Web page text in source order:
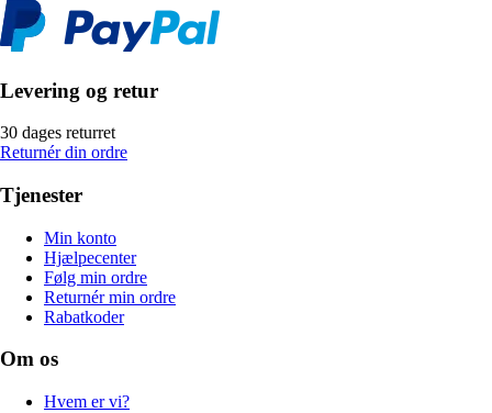
Levering og retur
30 dages returret
Returnér din ordre
Tjenester
Min konto
Hjælpecenter
Følg min ordre
Returnér min ordre
Rabatkoder
Om os
Hvem er vi?